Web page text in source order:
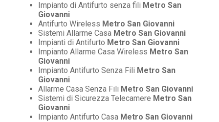
Impianto di Antifurto senza fili Metro San
Giovanni
Antifurto Wireless Metro San Giovanni
Sistemi Allarme Casa Metro San Giovanni
Impianti di Antifurto Metro San Giovanni
Impianto Allarme Casa Wireless Metro San
Giovanni
Impianto Antifurto Senza Fili Metro San
Giovanni
Allarme Casa Senza Fili Metro San Giovanni
Sistemi di Sicurezza Telecamere Metro San
Giovanni
Impianto Antifurto Casa Metro San Giovanni